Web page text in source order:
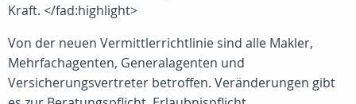
Kraft. </fad:highlight>
Von der neuen Vermittlerrichtlinie sind alle Makler,
Mehrfachagenten, Generalagenten und
Versicherungsvertreter betroffen. Veränderungen gibt